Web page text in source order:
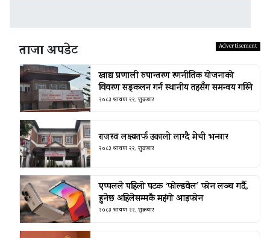
ताजा अपडेट
खाद्य प्रणाली रुपान्तरण रणनीतिक योजनाको
विवरण सङ्कलन गर्न स्थानीय तहसँग समन्वय गरिने
२०८३ श्रावण २२, शुक्रबार
राजस्व लक्ष्यतर्फ उकालो लाग्दै मेची भन्सार
२०८३ श्रावण २२, शुक्रबार
एप्पलले पहिलो पटक ‘फोल्डवेल’ फोन लञ्च गर्दै,
हुनेछ अहिलेसम्मकै महंगो आइफोन
२०८३ श्रावण २२, शुक्रबार